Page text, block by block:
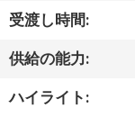
つ
い
て
受渡し時間:
供給の能力:
ハイライト: